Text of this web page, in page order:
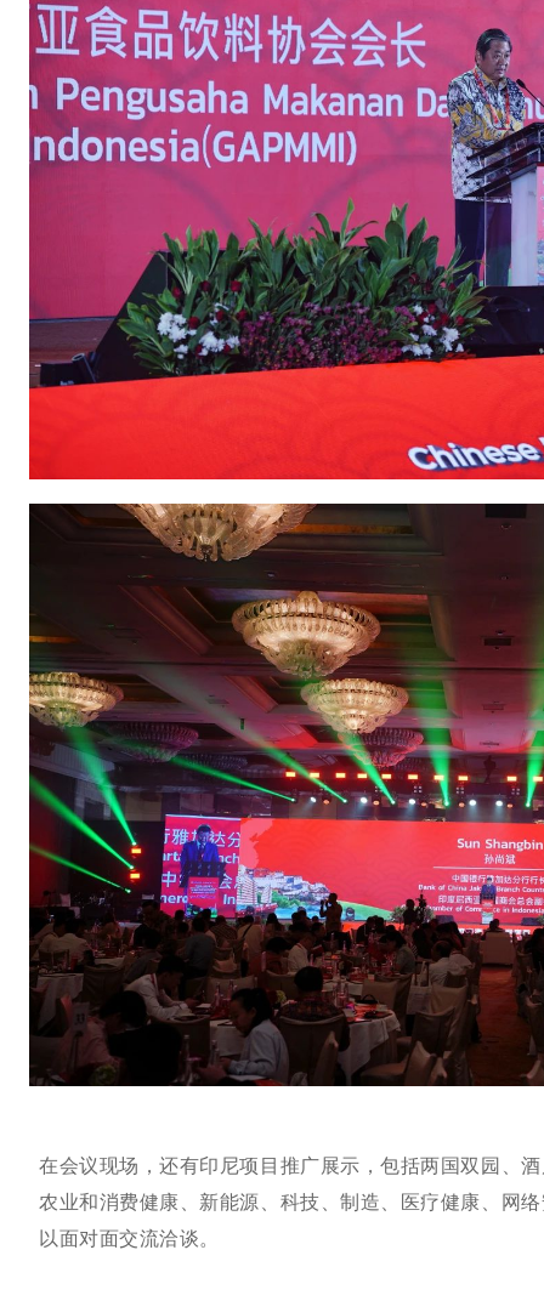
在会议现场，还有印尼项目推广展示，包括两国双园、
农业和消费健康、新能源、科技、制造、医疗健康、网
以面对面交流洽谈。